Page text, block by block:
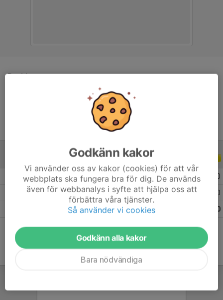
Position
-
9 år
ALLA ÅR
2026 3 0 0 0
4 0 0
0
Godkänn kakor
Vi använder oss av kakor (cookies) för att vår
webbplats ska fungera bra för dig. De används
även för webbanalys i syfte att hjälpa oss att
förbättra våra tjänster.
Så använder vi cookies
Godkänn alla kakor
Bara nödvändiga